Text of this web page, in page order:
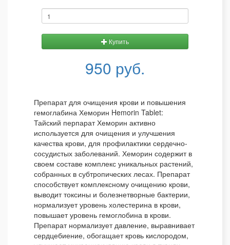
Купить
950 руб.
Препарат для очищения крови и повышения
гемоглабина Хеморин Hemorin Tablet:
Тайский перпарат Хеморин активно
используется для очищения и улучшения
качества крови, для профилактики сердечно-
сосудистых заболеваний. Хеморин содержит в
своем составе комплекс уникальных растений,
собранных в субтропических лесах. Препарат
способствует комплексному очищению крови,
выводит токсины и болезнетворные бактерии,
нормализует уровень холестерина в крови,
повышает уровень гемоглобина в крови.
Препарат нормализует давление, выравнивает
сердцебиение, обогащает кровь кислородом,